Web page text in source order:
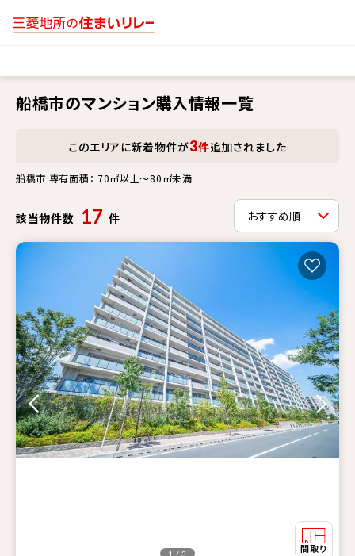
船橋市のマンション購入情報一覧
このエリアに新着物件が3件追加されました
船橋市 専有面積： 70㎡以上～80㎡未満
該当物件数 17 件
1 / 3